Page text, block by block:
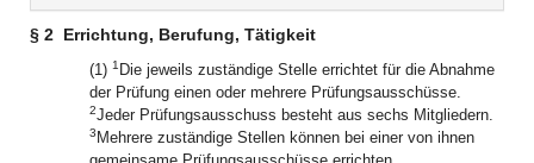
§ 2 Errichtung, Berufung, Tätigkeit
(1) 1 Die jeweils zuständige Stelle errichtet für die Abnahme
der Prüfung einen oder mehrere Prüfungsausschüsse.
2Jeder Prüfungsausschuss besteht aus sechs Mitgliedern.
3 Mehrere zuständige Stellen können bei einer von ihnen